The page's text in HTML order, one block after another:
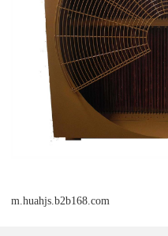
m.huahjs.b2b168.com